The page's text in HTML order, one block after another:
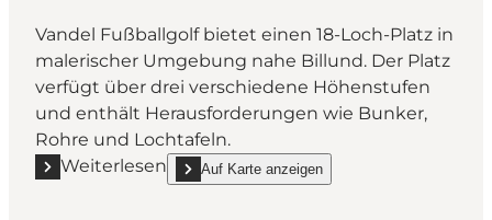
Vandel Fußballgolf bietet einen 18-Loch-Platz in
malerischer Umgebung nahe Billund. Der Platz
verfügt über drei verschiedene Höhenstufen
und enthält Herausforderungen wie Bunker,
Rohre und Lochtafeln.
Weiterlesen
Mehr erfahren "Vandel Fodboldgolf – Guter
Auf Karte anzeigen
show Vandel Fodboldgolf – Guter